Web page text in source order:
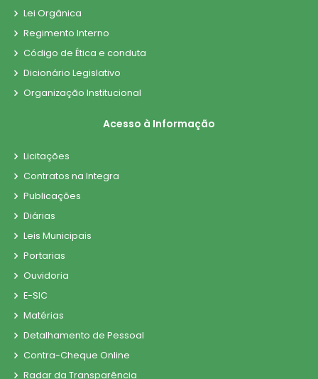
Lei Orgânica
Regimento Interno
Código de Ética e conduta
Dicionário Legislativo
Organização Institucional
Acesso à Informação
Licitações
Contratos na Integra
Publicações
Diárias
Leis Municipais
Portarias
Ouvidoria
E-SIC
Matérias
Detalhamento de Pessoal
Contra-Cheque Online
Radar da Transparência